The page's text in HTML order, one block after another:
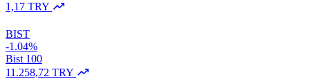
1,17 TRY
BIST
-1.04%
Bist 100
11.258,72 TRY